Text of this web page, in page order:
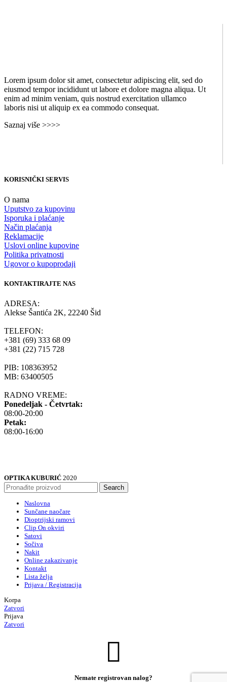
Lorem ipsum dolor sit amet, consectetur adipiscing elit, sed do
eiusmod tempor incididunt ut labore et dolore magna aliqua. Ut
enim ad minim veniam, quis nostrud exercitation ullamco
laboris nisi ut aliquip ex ea commodo consequat.
Saznaj više >>>>
KORISNIČKI SERVIS
O nama
Uputstvo za kupovinu
Isporuka i plaćanje
Način plaćanja
Reklamacije
Uslovi online kupovine
Politika privatnosti
Ugovor o kupoprodaji
KONTAKTIRAJTE NAS
ADRESA:
Alekse Šantića 2K, 22240 Šid
TELEFON:
+381 (69) 333 68 09
+381 (22) 715 728
PIB: 108363952
MB: 63400505
RADNO VREME:
Ponedeljak - Četvrtak:
08:00-20:00
Petak:
08:00-16:00
OPTIKA KUBURIĆ 2020
Search
Naslovna
Sunčane naočare
Dioptrijski ramovi
Clip On okviri
Satovi
Sočiva
Nakit
Online zakazivanje
Kontakt
Lista želja
Prijava / Registracija
Korpa
Zatvori
Prijava
Zatvori
Nemate registrovan nalog?